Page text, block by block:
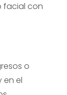
facial con
o
en el